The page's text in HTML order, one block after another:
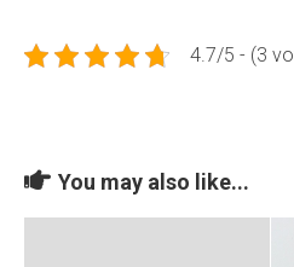
4.7/5 - (3
You may also like...